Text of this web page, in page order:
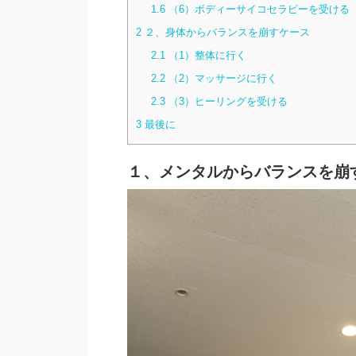
1.6 （6）ボディーサイコセラピーを受ける
2２、身体からバランスを崩すケース
2.1 （1）整体に行く
2.2 （2）マッサージに行く
2.3 （3）ヒーリングを受ける
3最後に
１、メンタルからバランスを崩